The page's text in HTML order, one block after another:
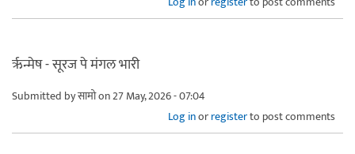
रृन्मेष - सूरज पे मंगल भारी
Submitted byसामोon 27 May, 2026 - 07:04
Log inorregisterto post comments